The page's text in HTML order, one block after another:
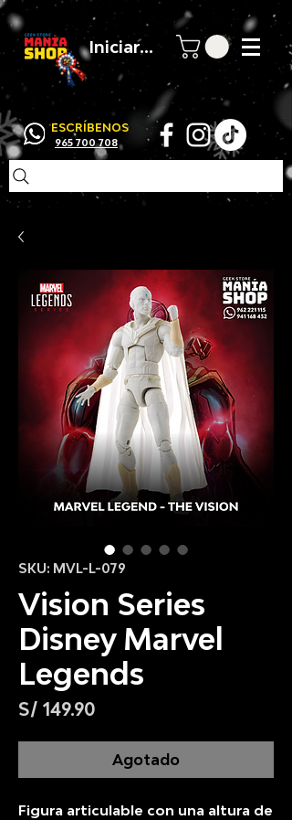
Iniciar sesión
ESCRÍBENOS
965 700 708
SKU: MVL-L-079
Vision Series
Disney Marvel
Legends
S/ 149.90Precio
Agotado
Figura articulable con una altura de